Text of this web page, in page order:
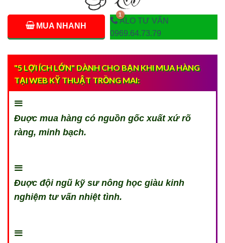
MUA NHANH
ALO TƯ VẤN
0969.64.73.79
"5 LỢI ÍCH LỚN" DÀNH CHO BẠN KHI MUA HÀNG
TẠI WEB KỸ THUẬT TRỒNG MAI:
Đuợc mua hàng có nguồn gốc xuất xứ rõ
ràng, minh bạch.
Đuợc đội ngũ kỹ sư nông học giàu kinh
nghiệm tư vấn nhiệt tình.